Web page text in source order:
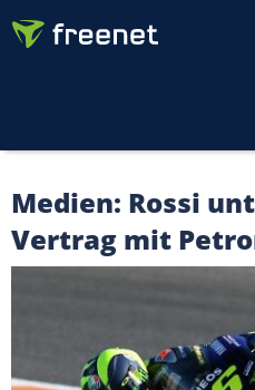
Medien: Rossi
Vertrag mit